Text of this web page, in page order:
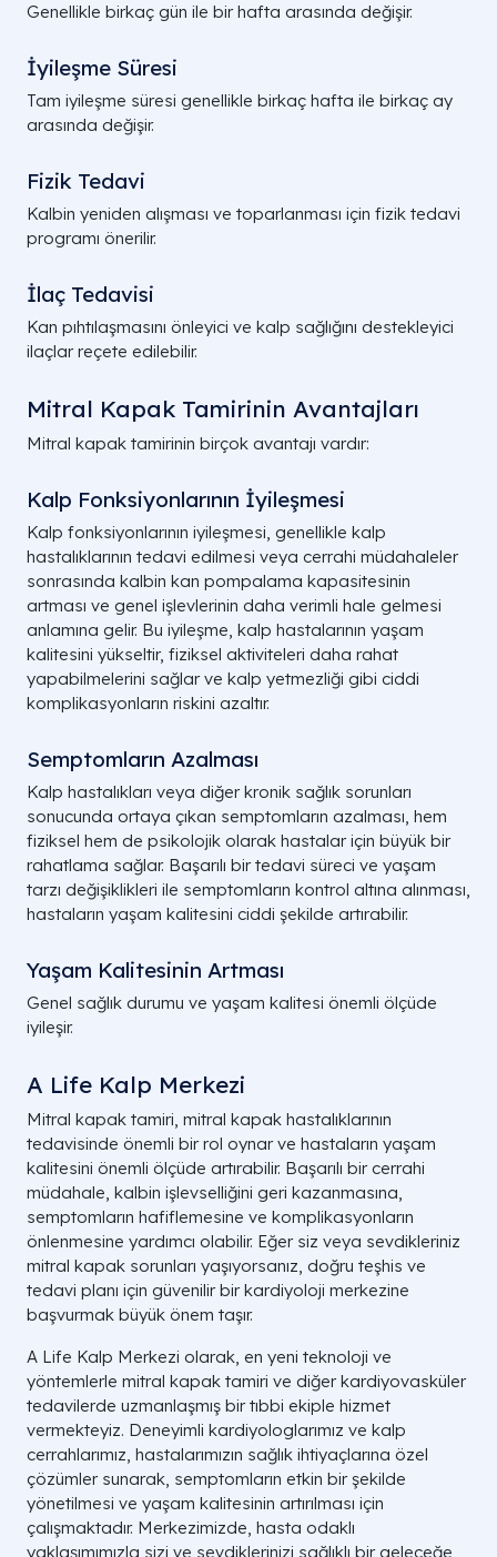
Genellikle birkaç gün ile bir hafta arasında değişir.
İyileşme Süresi
Tam iyileşme süresi genellikle birkaç hafta ile birkaç ay
arasında değişir.
Fizik Tedavi
Kalbin yeniden alışması ve toparlanması için fizik tedavi
programı önerilir.
İlaç Tedavisi
Kan pıhtılaşmasını önleyici ve kalp sağlığını destekleyici
ilaçlar reçete edilebilir.
Mitral Kapak Tamirinin Avantajları
Mitral kapak tamirinin birçok avantajı vardır:
Kalp Fonksiyonlarının İyileşmesi
Kalp fonksiyonlarının iyileşmesi, genellikle kalp
hastalıklarının tedavi edilmesi veya cerrahi müdahaleler
sonrasında kalbin kan pompalama kapasitesinin
artması ve genel işlevlerinin daha verimli hale gelmesi
anlamına gelir. Bu iyileşme, kalp hastalarının yaşam
kalitesini yükseltir, fiziksel aktiviteleri daha rahat
yapabilmelerini sağlar ve kalp yetmezliği gibi ciddi
komplikasyonların riskini azaltır.
Semptomların Azalması
Kalp hastalıkları veya diğer kronik sağlık sorunları
sonucunda ortaya çıkan semptomların azalması, hem
fiziksel hem de psikolojik olarak hastalar için büyük bir
rahatlama sağlar. Başarılı bir tedavi süreci ve yaşam
tarzı değişiklikleri ile semptomların kontrol altına alınması,
hastaların yaşam kalitesini ciddi şekilde artırabilir.
Yaşam Kalitesinin Artması
Genel sağlık durumu ve yaşam kalitesi önemli ölçüde
iyileşir.
A Life Kalp Merkezi
Mitral kapak tamiri, mitral kapak hastalıklarının
tedavisinde önemli bir rol oynar ve hastaların yaşam
kalitesini önemli ölçüde artırabilir. Başarılı bir cerrahi
müdahale, kalbin işlevselliğini geri kazanmasına,
semptomların hafiflemesine ve komplikasyonların
önlenmesine yardımcı olabilir. Eğer siz veya sevdikleriniz
mitral kapak sorunları yaşıyorsanız, doğru teşhis ve
tedavi planı için güvenilir bir kardiyoloji merkezine
başvurmak büyük önem taşır.
A Life Kalp Merkezi olarak, en yeni teknoloji ve
yöntemlerle mitral kapak tamiri ve diğer kardiyovasküler
tedavilerde uzmanlaşmış bir tıbbi ekiple hizmet
vermekteyiz. Deneyimli kardiyologlarımız ve kalp
cerrahlarımız, hastalarımızın sağlık ihtiyaçlarına özel
çözümler sunarak, semptomların etkin bir şekilde
yönetilmesi ve yaşam kalitesinin artırılması için
çalışmaktadır. Merkezimizde, hasta odaklı
yaklaşımımızla sizi ve sevdiklerinizi sağlıklı bir geleceğe